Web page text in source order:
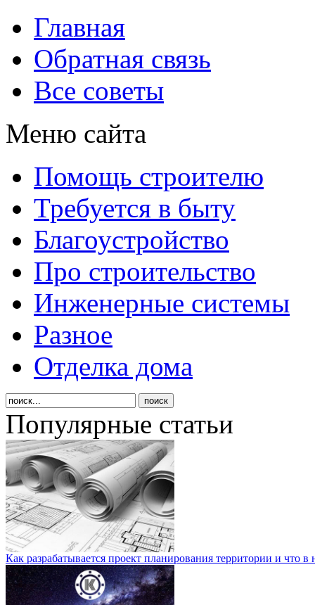
Главная
Обратная связь
Все советы
Меню сайта
Помощь строителю
Требуется в быту
Благоустройство
Про строительство
Инженерные системы
Разное
Отделка дома
Популярные статьи
Как разрабатывается проект планирования территории и что в